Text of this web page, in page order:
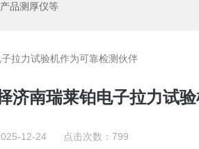
品测厚仪等
拉力试验机作为可靠检测伙伴
济南瑞莱铂电子拉力试
12-24 点击次数：799